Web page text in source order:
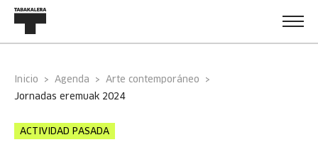
Inicio Agenda
Arte contemporáneo
jornadas eremuak 2024
ACTIVIDAD PASADA